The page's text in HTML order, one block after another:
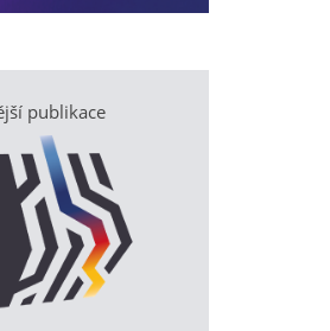
publikace